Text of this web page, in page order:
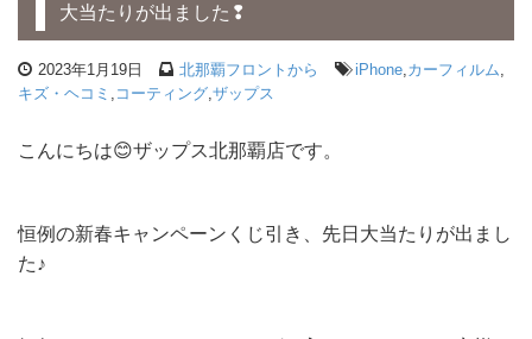
大当たりが出ました❢
2023年1月19日 北那覇フロントから iPhone カーフィルム
キズ・ヘコミ
コーティング ザップス
こんにちは😊ザップス北那覇店です。
恒例の新春キャンペーンくじ引き、先日大当たりが出まし
た♪